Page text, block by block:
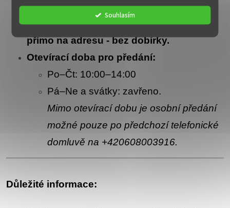
Souhlasím
Počernice, Praha 9, PSČ 193 00
Odeslat můžete jakýmkoliv přepravcem
přímo na adresu - bez dobírky.
Otevírací doba pro předání:
Po–Čt: 10:00–14:00
Pá–Ne a svátky: zavřeno.
Mimo otevírací dobu je osobní předání
možné pouze po předchozí telefonické
domluvě na +420608003916.
Důležité informace: